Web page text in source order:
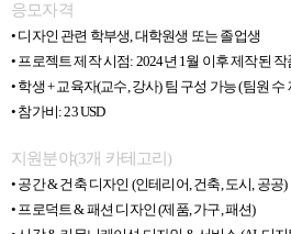
응모자격
• 디자인 관련 학부생, 대학원생 또는 졸업생
• 프로젝트 제작 시점: 2024년 1월 이후 제작된 작
• 학생 + 교육자(교수, 강사) 팀 구성 가능 (팀원 수
• 참가비: 23 USD
지원분야(3개 카테고리)
• 공간 & 건축 디자인 (인테리어, 건축, 도시, 공공)
• 프로덕트 & 패션 디자인 (제품, 가구, 패션)